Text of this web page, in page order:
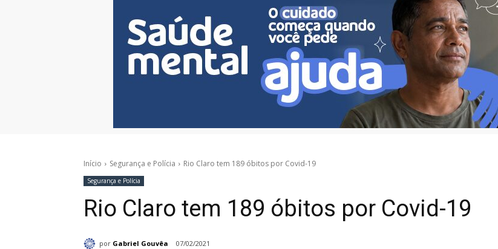
Início Segurança e Polícia Rio Claro tem 189 óbitos por Covid-19
Segurança e Polícia
Rio Claro tem 189 óbitos por Covid-19
por Gabriel Gouvêa 07/02/2021